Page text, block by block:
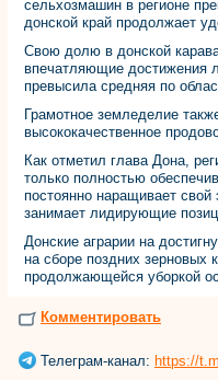
сельхозмашин в регионе
донской край продолжает
Свою долю в донской
впечатляющие достижения
превысила средняя по
Грамотное земледелие
высококачественное
Как отметил глава Дона,
только полностью
постоянно наращивает свой
занимает лидирующие
Донские аграрии на
на сборе поздних зерновых
продолжающейся уборкой
Комментировать
Телеграм-канал: https://